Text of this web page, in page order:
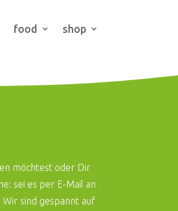
food shop
möchtest oder Dir
sei es per E-Mail an
sind gespannt auf